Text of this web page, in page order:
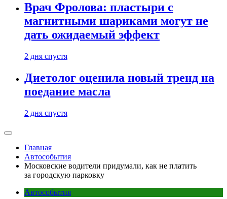
Врач Фролова: пластыри с
магнитными шариками могут не
дать ожидаемый эффект
2 дня спустя
Диетолог оценила новый тренд на
поедание масла
2 дня спустя
Главная
Автособытия
Московские водители придумали, как не платить
за городскую парковку
Автособытия